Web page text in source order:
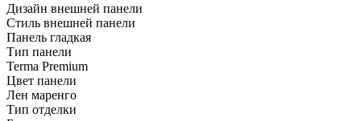
Дизайн внешней панели
Стиль внешней панели
Панель гладкая
Тип панели
Terma Premium
Цвет панели
Лен маренго
Тип отделки